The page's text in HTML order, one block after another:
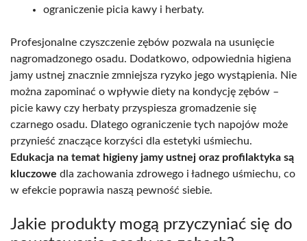
ograniczenie picia kawy i herbaty.
Profesjonalne czyszczenie zębów pozwala na usunięcie
nagromadzonego osadu. Dodatkowo, odpowiednia higiena
jamy ustnej znacznie zmniejsza ryzyko jego wystąpienia. Nie
można zapominać o wpływie diety na kondycję zębów –
picie kawy czy herbaty przyspiesza gromadzenie się
czarnego osadu. Dlatego ograniczenie tych napojów może
przynieść znaczące korzyści dla estetyki uśmiechu.
Edukacja na temat higieny jamy ustnej oraz profilaktyka są
kluczowe dla zachowania zdrowego i ładnego uśmiechu, co
w efekcie poprawia naszą pewność siebie.
Jakie produkty mogą przyczyniać się do